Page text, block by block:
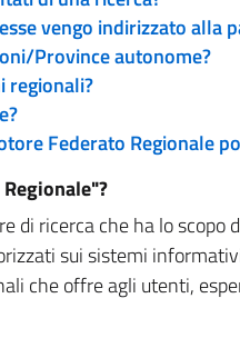
vengo indirizzato alla
Province autonome?
regionali?
Federato Regionale
di ricerca che ha lo
sui sistemi
che offre agli utenti,